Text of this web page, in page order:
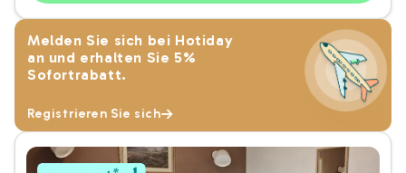
Melden Sie sich bei Hotiday
an und erhalten Sie 5%
Sofortrabatt.
Registrieren Sie sich